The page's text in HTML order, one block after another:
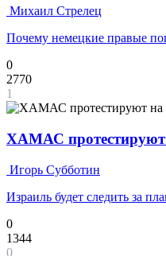
Михаил Стрелец
Почему немецкие правые
0
2770
1
ХАМАС протестируют
Игорь Субботин
Израиль будет следить за
0
1344
0